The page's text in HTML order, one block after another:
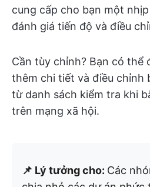
cung cấp cho bạn một
đánh giá tiến độ và điều
Cần tùy chỉnh? Bạn có thể
thêm chi tiết và điều chỉnh
từ danh sách kiểm tra khi
trên mạng xã hội.
📌 Lý tưởng cho: Các